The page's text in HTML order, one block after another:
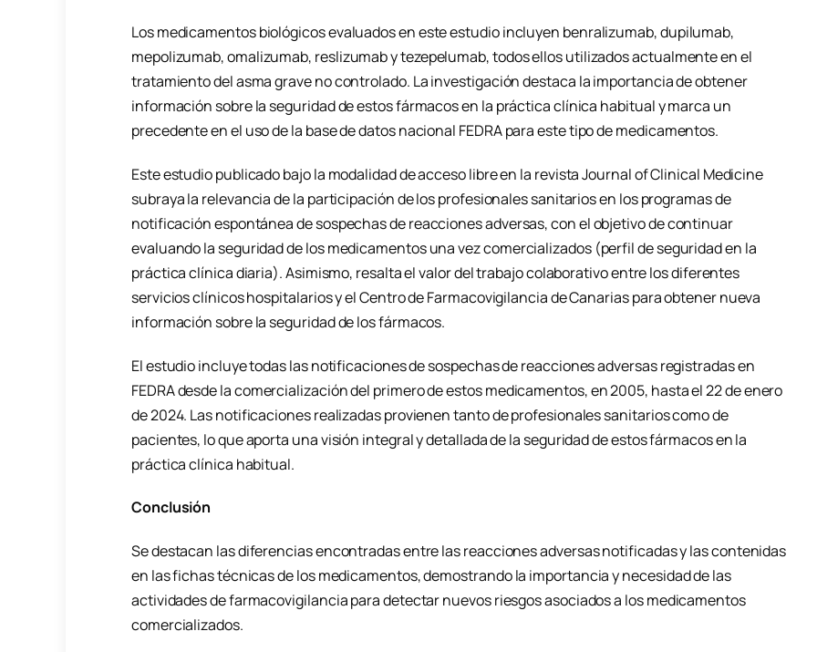
Los medicamentos biológicos evaluados en este estudio incluyen benralizumab, dupilumab,
mepolizumab, omalizumab, reslizumab y tezepelumab, todos ellos utilizados actualmente en el
tratamiento del asma grave no controlado. La investigación destaca la importancia de obtener
información sobre la seguridad de estos fármacos en la práctica clínica habitual y marca un
precedente en el uso de la base de datos nacional FEDRA para este tipo de medicamentos.
Este estudio publicado bajo la modalidad de acceso libre en la revista Journal of Clinical Medicine
subraya la relevancia de la participación de los profesionales sanitarios en los programas de
notificación espontánea de sospechas de reacciones adversas, con el objetivo de continuar
evaluando la seguridad de los medicamentos una vez comercializados (perfil de seguridad en la
práctica clínica diaria). Asimismo, resalta el valor del trabajo colaborativo entre los diferentes
servicios clínicos hospitalarios y el Centro de Farmacovigilancia de Canarias para obtener nueva
información sobre la seguridad de los fármacos.
El estudio incluye todas las notificaciones de sospechas de reacciones adversas registradas en
FEDRA desde la comercialización del primero de estos medicamentos, en 2005, hasta el 22 de enero
de 2024. Las notificaciones realizadas provienen tanto de profesionales sanitarios como de
pacientes, lo que aporta una visión integral y detallada de la seguridad de estos fármacos en la
práctica clínica habitual.
Conclusión
Se destacan las diferencias encontradas entre las reacciones adversas notificadas y las contenidas
en las fichas técnicas de los medicamentos, demostrando la importancia y necesidad de las
actividades de farmacovigilancia para detectar nuevos riesgos asociados a los medicamentos
comercializados.